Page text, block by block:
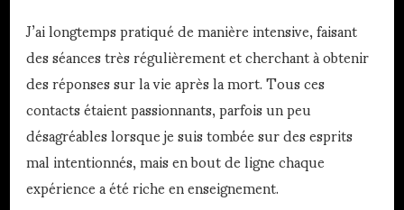
J’ai longtemps pratiqué de manière intensive, faisant
des séances très régulièrement et cherchant à obtenir
des réponses sur la vie après la mort. Tous ces
contacts étaient passionnants, parfois un peu
désagréables lorsque je suis tombée sur des esprits
mal intentionnés, mais en bout de ligne chaque
expérience a été riche en enseignement.